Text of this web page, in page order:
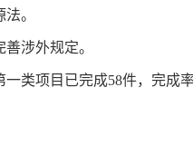
。
涉外规定。
类项目已完成58件，完成